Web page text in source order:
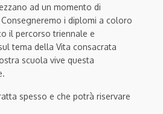
ad un momento di
i diplomi a coloro
il percorso triennale e
tema della Vita consacrata
scuola vive questa
spesso e che potrà riservare